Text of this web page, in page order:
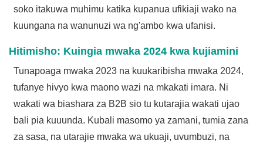
soko itakuwa muhimu katika kupanua ufikiaji wako na
kuungana na wanunuzi wa ng'ambo kwa ufanisi.
Hitimisho: Kuingia mwaka 2024 kwa kujiamini
Tunapoaga mwaka 2023 na kuukaribisha mwaka 2024,
tufanye hivyo kwa maono wazi na mkakati imara. Ni
wakati wa biashara za B2B sio tu kutarajia wakati ujao
bali pia kuuunda. Kubali masomo ya zamani, tumia zana
za sasa, na utarajie mwaka wa ukuaji, uvumbuzi, na